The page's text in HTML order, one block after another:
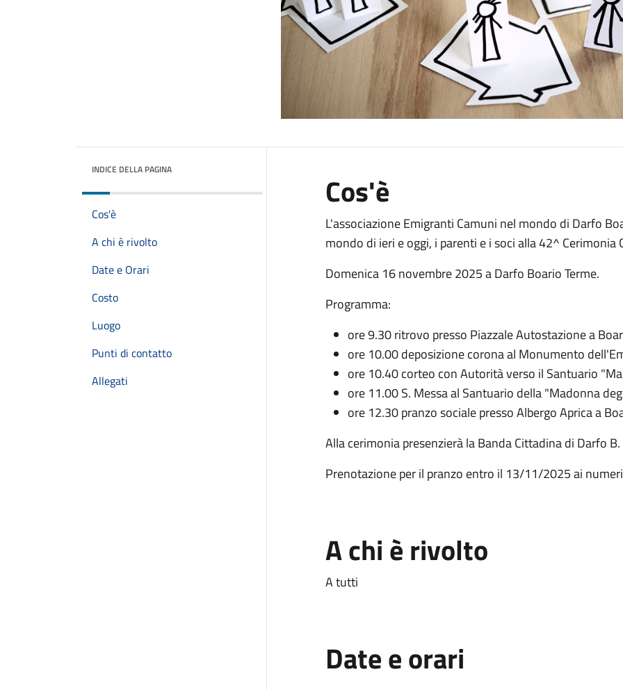
INDICE DELLA PAGINA
Cos'è
A chi è rivolto
Date e Orari
Costo
Luogo
Punti di contatto
Allegati
Cos'è
L'associazione Emigranti Camuni nel mondo di Darfo
mondo di ieri e oggi, i parenti e i soci alla 42^ Cerimonia
Domenica 16 novembre 2025 a Darfo Boario Terme.
Programma:
ore 9.30 ritrovo presso Piazzale Autostazione a
ore 10.00 deposizione corona al Monumento
ore 10.40 corteo con Autorità verso il Santuario
ore 11.00 S. Messa al Santuario della "Madonna
ore 12.30 pranzo sociale presso Albergo Aprica a
Alla cerimonia presenzierà la Banda Cittadina di Darfo B.
Prenotazione per il pranzo entro il 13/11/2025 ai
A chi è rivolto
A tutti
Date e orari